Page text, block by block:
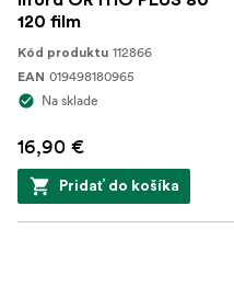
120 film
Kód produktu 112866
EAN 019498180965
Na sklade
16,90 €
Pridať do košíka